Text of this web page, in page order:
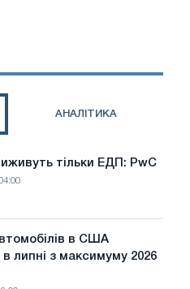
АНАЛІТИКА
тільки ЕДП: PwC
в США
липні з максимуму 2026